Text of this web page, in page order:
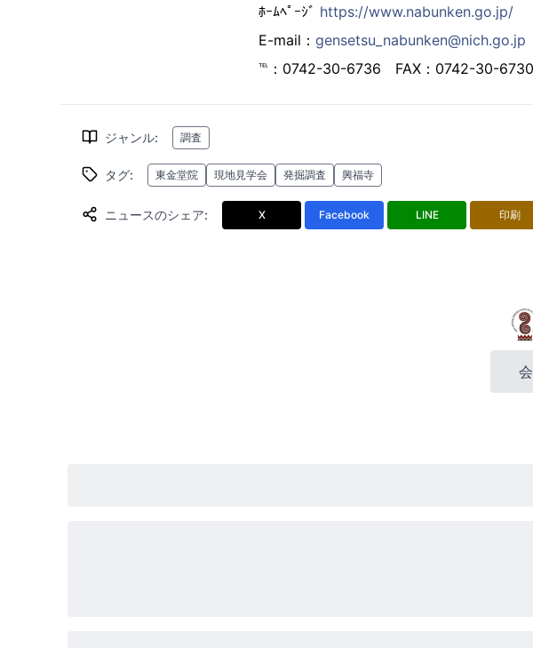
ﾎｰﾑﾍﾟｰｼﾞ https://www.nabunken.go.jp/
E-mail： gensetsu_nabunken@nich.go.jp
℡：0742-30-6736 FAX：0742-30-6730
ジャンル: 調査
タグ: 東金堂院 現地見学会 発掘調査 興福寺
ニュースのシェア: X Facebook LINE 印刷